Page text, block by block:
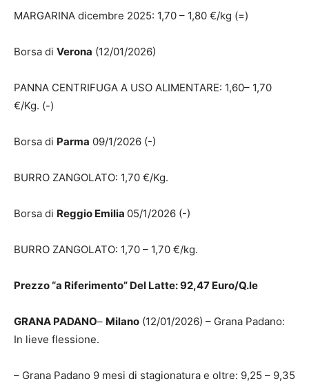
MARGARINA dicembre 2025: 1,70 – 1,80 €/kg (=)
Borsa di Verona (12/01/2026)
PANNA CENTRIFUGA A USO ALIMENTARE: 1,60– 1,70
€/Kg. (-)
Borsa di Parma 09/1/2026 (-)
BURRO ZANGOLATO: 1,70 €/Kg.
Borsa di Reggio Emilia 05/1/2026 (-)
BURRO ZANGOLATO: 1,70 – 1,70 €/kg.
Prezzo “a Riferimento” Del Latte: 92,47 Euro/Q.le
GRANA PADANO– Milano (12/01/2026) – Grana Padano:
In lieve flessione.
– Grana Padano 9 mesi di stagionatura e oltre: 9,25 – 9,35